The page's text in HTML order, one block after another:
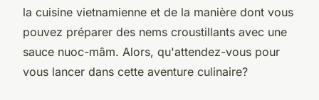
la cuisine vietnamienne et de la manière dont vous
pouvez préparer des nems croustillants avec une
sauce nuoc-mâm. Alors, qu'attendez-vous pour
vous lancer dans cette aventure culinaire?